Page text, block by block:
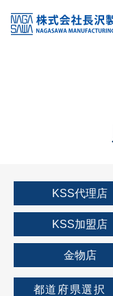
KSS加盟店・取扱店情
店舗一覧
KSS代理店
KSS加盟店
金物店
都道府県選択